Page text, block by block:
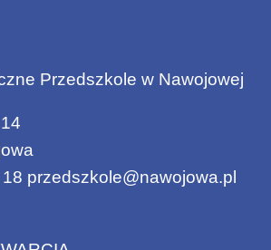
Przedszkole w Nawojowej
przedszkole@nawojowa.pl